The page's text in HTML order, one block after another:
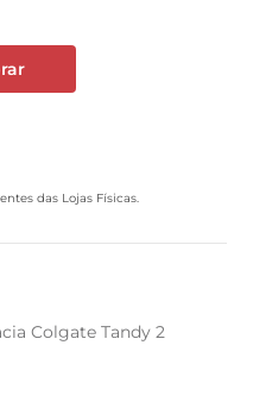
das Lojas Físicas.
Colgate Tandy 2